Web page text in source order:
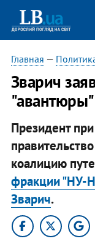
Главная —
Зварич
Президент
коалицию
фракции "НУ-
Зварич.